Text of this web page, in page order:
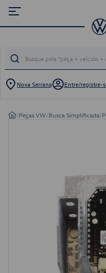
Nova Serrana Entre/registre-
/Peças VW/Busca Simplificada/